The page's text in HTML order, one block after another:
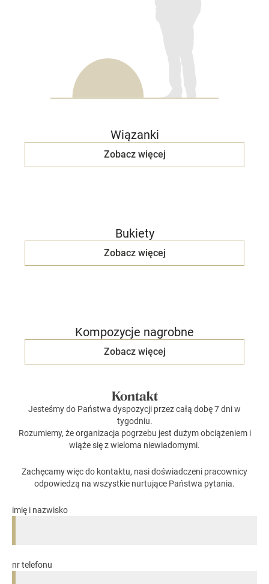
Wiązanki
Zobacz więcej
Bukiety
Zobacz więcej
Kompozycje nagrobne
Zobacz więcej
Kontakt
Jesteśmy do Państwa dyspozycji przez całą dobę 7 dni w
tygodniu.
Rozumiemy, że organizacja pogrzebu jest dużym obciążeniem i
wiąże się z wieloma niewiadomymi.
Zachęcamy więc do kontaktu, nasi doświadczeni pracownicy
odpowiedzą na wszystkie nurtujące Państwa pytania.
imię i nazwisko
nr telefonu